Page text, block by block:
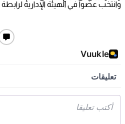
وانتخب عضوا في الهيئة الإدارية لرابطة